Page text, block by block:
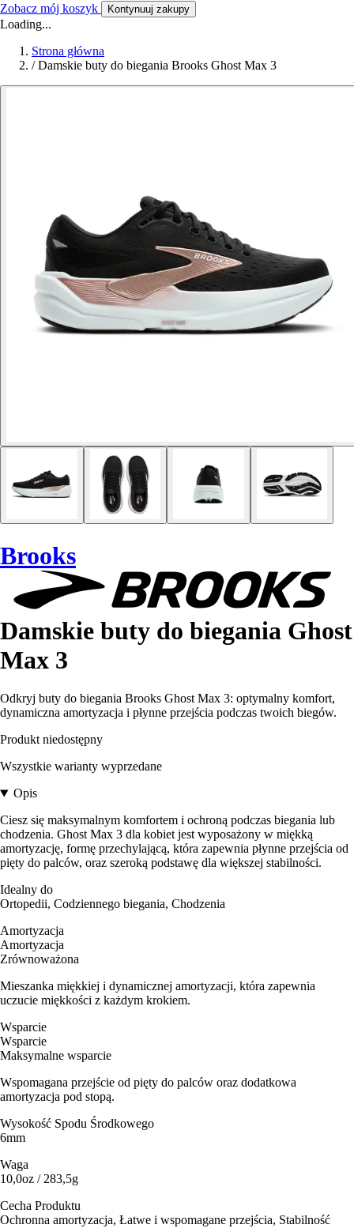
Zobacz mój koszyk Kontynuuj zakupy
Loading...
Strona główna
/ Damskie buty do biegania Brooks Ghost Max 3
Brooks
Damskie buty do biegania Ghost
Max 3
Odkryj buty do biegania Brooks Ghost Max 3: optymalny komfort,
dynamiczna amortyzacja i płynne przejścia podczas twoich biegów.
Produkt niedostępny
Wszystkie warianty wyprzedane
Opis
Ciesz się maksymalnym komfortem i ochroną podczas biegania lub
chodzenia. Ghost Max 3 dla kobiet jest wyposażony w miękką
amortyzację, formę przechylającą, która zapewnia płynne przejścia od
pięty do palców, oraz szeroką podstawę dla większej stabilności.
Idealny do
Ortopedii, Codziennego biegania, Chodzenia
Amortyzacja
Amortyzacja
Zrównoważona
Mieszanka miękkiej i dynamicznej amortyzacji, która zapewnia
uczucie miękkości z każdym krokiem.
Wsparcie
Wsparcie
Maksymalne wsparcie
Wspomagana przejście od pięty do palców oraz dodatkowa
amortyzacja pod stopą.
Wysokość Spodu Środkowego
6mm
Waga
10,0oz / 283,5g
Cecha Produktu
Ochronna amortyzacja, Łatwe i wspomagane przejścia, Stabilność